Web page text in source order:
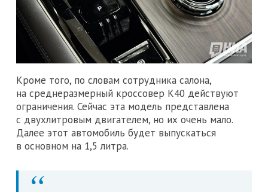
Кроме того, по словам сотрудника салона,
на среднеразмерный кроссовер K40 действуют
ограничения. Сейчас эта модель представлена
с двухлитровым двигателем, но их очень мало.
Далее этот автомобиль будет выпускаться
в основном на 1,5 литра.